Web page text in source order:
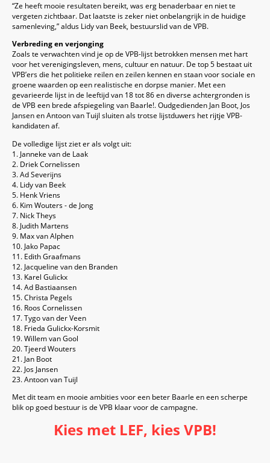
“Ze heeft mooie resultaten bereikt, was erg benaderbaar en niet te
vergeten zichtbaar. Dat laatste is zeker niet onbelangrijk in de huidige
samenleving,” aldus Lidy van Beek, bestuurslid van de VPB.
Verbreding en verjonging
Zoals te verwachten vind je op de VPB-lijst betrokken mensen met hart
voor het verenigingsleven, mens, cultuur en natuur. De top 5 bestaat uit
VPB’ers die het politieke reilen en zeilen kennen en staan voor sociale en
groene waarden op een realistische en dorpse manier. Met een
gevarieerde lijst in de leeftijd van 18 tot 86 en diverse achtergronden is
de VPB een brede afspiegeling van Baarle!. Oudgedienden Jan Boot, Jos
Jansen en Antoon van Tuijl sluiten als trotse lijstduwers het rijtje VPB-
kandidaten af.
De volledige lijst ziet er als volgt uit:
1. Janneke van de Laak
2. Driek Cornelissen
3. Ad Severijns
4. Lidy van Beek
5. Henk Vriens
6. Kim Wouters - de Jong
7. Nick Theys
8. Judith Martens
9. Max van Alphen
10. Jako Papac
11. Edith Graafmans
12. Jacqueline van den Branden
13. Karel Gulickx
14. Ad Bastiaansen
15. Christa Pegels
16. Roos Cornelissen
17. Tygo van der Veen
18. Frieda Gulickx-Korsmit
19. Willem van Gool
20. Tjeerd Wouters
21. Jan Boot
22. Jos Jansen
23. Antoon van Tuijl
Met dit team en mooie ambities voor een beter Baarle en een scherpe
blik op goed bestuur is de VPB klaar voor de campagne.
Kies met LEF, kies VPB!